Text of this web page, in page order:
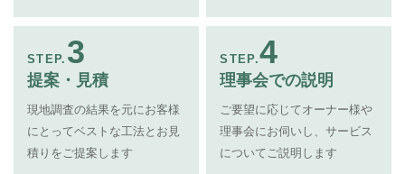
STEP. 3
提案・見積
現地調査の結果を元にお客様
にとってベストな工法とお見
積りをご提案します
STEP.4
理事会での説明
ご要望に応じてオーナー様や
理事会にお伺いし、サービス
についてご説明します